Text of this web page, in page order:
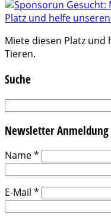
Miete diesen Platz und
Tieren.
Suche
Suchen
Newsletter Anmeldung
Name*
E-Mail *